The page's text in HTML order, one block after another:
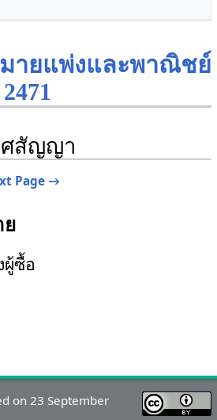
ายแพ่งและพาณิชย์
ศสัญญา
Page →
ซื้อ
on 23 September